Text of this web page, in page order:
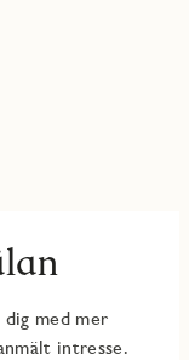
med mer
intresse.